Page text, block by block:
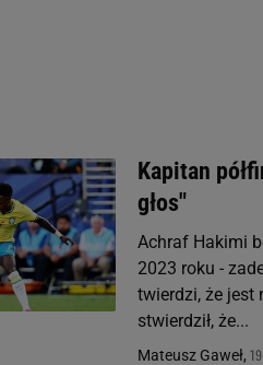
Kapitan
głos"
Achraf Hakimi
2023 roku -
twierdzi, że jest
stwierdził, że...
Mateusz Gaweł,